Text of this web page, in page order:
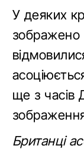
У деяких
зображено
ще з часів
Британці